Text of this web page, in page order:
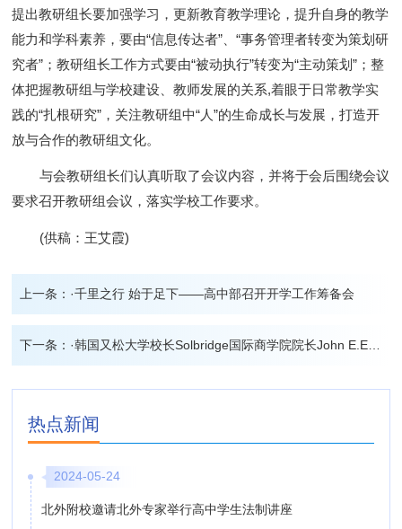
提出教研组长要加强学习，更新教育教学理论，提升自身的教学
能力和学科素养，要由“信息传达者”、“事务管理者转变为策划研
究者”；教研组长工作方式要由“被动执行”转变为“主动策划”；整
体把握教研组与学校建设、教师发展的关系,着眼于日常教学实
践的“扎根研究”，关注教研组中“人”的生命成长与发展，打造开
放与合作的教研组文化。
与会教研组长们认真听取了会议内容，并将于会后围绕会议
要求召开教研组会议，落实学校工作要求。
(供稿：王艾霞)
上一条： ·千里之行 始于足下——高中部召开开学工作筹备会
下一条： ·韩国又松大学校长Solbridge国际商学院院长John E.Endicott博士给我校发来新年贺信
热点新闻
2024-05-24
北外附校邀请北外专家举行高中学生法制讲座